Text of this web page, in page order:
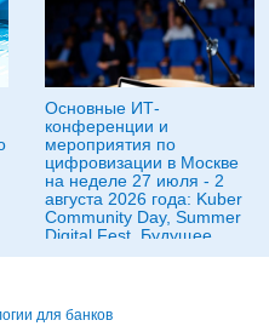
Основные ИТ-
конференции и
мероприятия по
цифровизации в Москве
на неделе 27 июля - 2
августа 2026 года: Kuber
Community Day, Summer
Digital Fest, Будущее
исследований в
для банков